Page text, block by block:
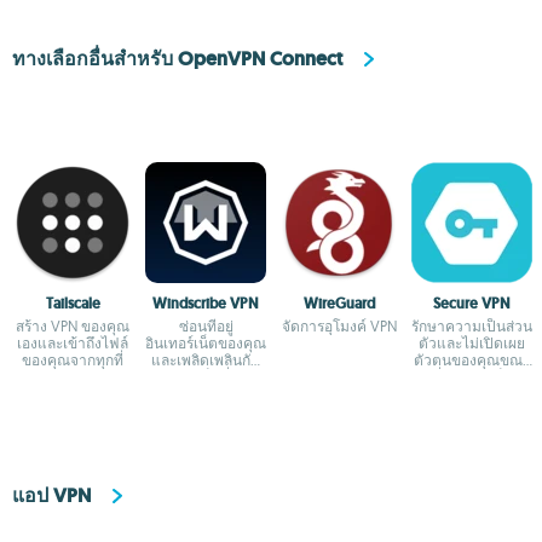
ทางเลือกอื่นสำหรับ OpenVPN Connect
Tailscale
สร้าง VPN ของคุณ
เองและเข้าถึงไฟล์
ของคุณจากทุกที่
Windscribe VPN
ซ่อนที่อยู่
อินเทอร์เน็ตของคุณ
และเพลิดเพลินกับ
WireGuard
จัดการอุโมงค์ VPN
Secure VPN
รักษาความเป็นส่วน
ตัวและไม่เปิดเผย
ตัวตนของคุณขณะ
แอป VPN